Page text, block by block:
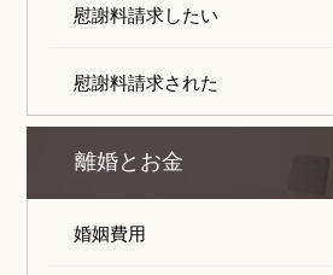
慰謝料請求したい
慰謝料請求された
離婚とお金
婚姻費用